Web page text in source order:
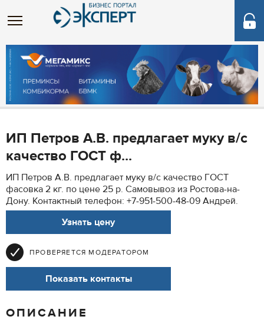
ИП Петров А.В. предлагает муку в/с
качество ГОСТ ф...
ИП Петров А.В. предлагает муку в/с качество ГОСТ
фасовка 2 кг. по цене 25 р. Самовывоз из Ростова-на-
Дону. Контактный телефон: +7-951-500-48-09 Андрей.
Узнать цену
ПРОВЕРЯЕТСЯ МОДЕРАТОРОМ
Показать контакты
ОПИСАНИЕ